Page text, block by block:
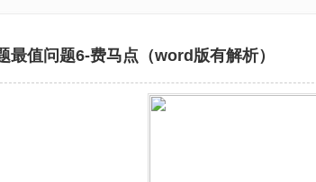
最值问题6-费马点（word版有解析）